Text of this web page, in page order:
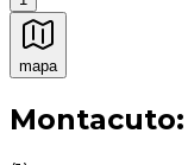
mapa
Experiencias
Montacuto: